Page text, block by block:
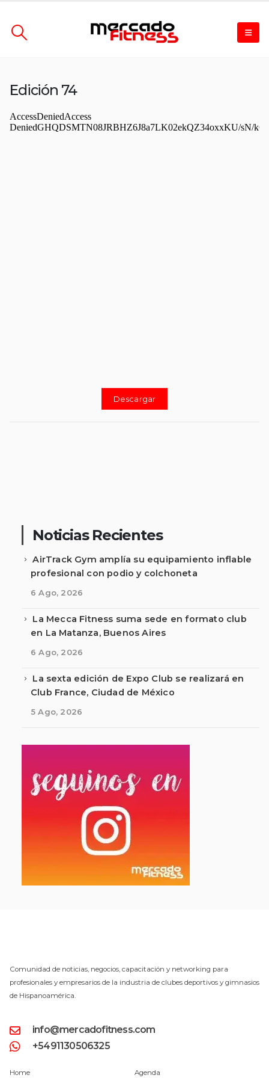
Edición 74
Descargar
Noticias Recientes
AirTrack Gym amplía su equipamiento inflable
profesional con podio y colchoneta
6 Ago, 2026
La Mecca Fitness suma sede en formato club
en La Matanza, Buenos Aires
6 Ago, 2026
La sexta edición de Expo Club se realizará en
Club France, Ciudad de México
5 Ago, 2026
Comunidad de noticias, negocios, capacitación y networking para
profesionales y empresarios de la industria de clubes deportivos y gimnasios
de Hispanoamérica.
info@mercadofitness.com
+5491130506325
Home Agenda